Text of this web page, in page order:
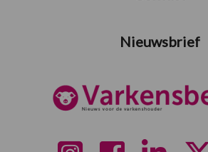
Nieuwsbrief